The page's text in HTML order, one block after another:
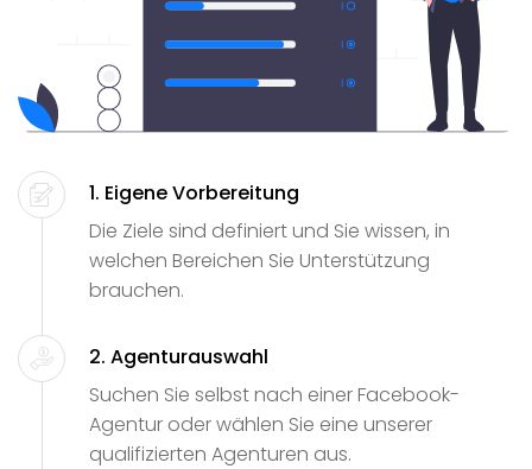
1. Eigene Vorbereitung
Die Ziele sind definiert und Sie wissen, in
welchen Bereichen Sie Unterstützung
brauchen.
2. Agenturauswahl
Suchen Sie selbst nach einer Facebook-
Agentur oder wählen Sie eine unserer
qualifizierten Agenturen aus.